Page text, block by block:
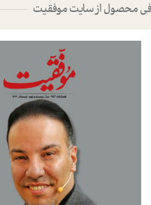
محصول از سایت موفقیت